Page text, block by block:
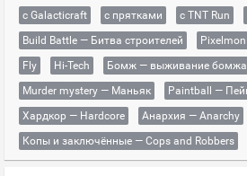
с Galacticraft
с прятками с TNT Run
Build Battle — Битва строителей
Pixelmon
Fly
Hi-Tech
Бомж — выживание бомжа
Murder mystery — Маньяк
Paintball —
Хардкор — Hardcore
Анархия — Anarchy
Копы и заключённые — Cops and Robbers